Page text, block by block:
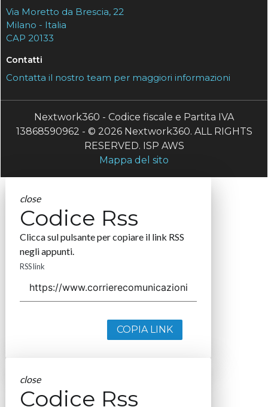
Via Moretto da Brescia, 22
Milano - Italia
CAP 20133
Contatti
Contatta il nostro team per maggiori informazioni
Nextwork360 - Codice fiscale e Partita IVA
13868590962 - © 2026 Nextwork360. ALL RIGHTS
RESERVED. ISP AWS
Mappa del sito
close
Codice Rss
Clicca sul pulsante per copiare il link RSS
negli appunti.
RSS link
COPIA LINK
close
Codice Rss